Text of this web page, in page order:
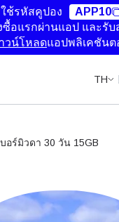
ใช้รหัสคูปอง
APP10
ซื้อแรกผ่านแอป และรับ
วน์โหลดแอปพลิเคชันต
TH
บอร์มิวดา 30 วัน 15GB